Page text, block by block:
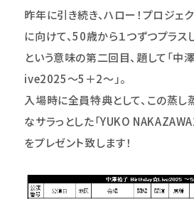
昨年に引き続き、ハロー！プロジェ
に向けて、50歳から１つずつプラス
という意味の第二回目、題して
ive2025～5＋2～」。
入場時に全員特典として、この蒸
なサラっとした「YUKO
をプレゼント致します！